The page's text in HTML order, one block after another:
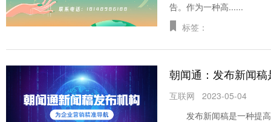
告。作为一种高......
标签：
朝闻通：发布新闻
互联网
2023-05-04
发布新闻稿是一种提高